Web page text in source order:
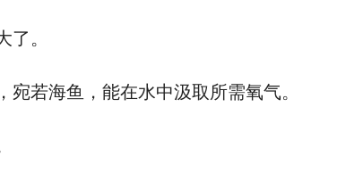
。
若海鱼，能在水中汲取所需氧气。